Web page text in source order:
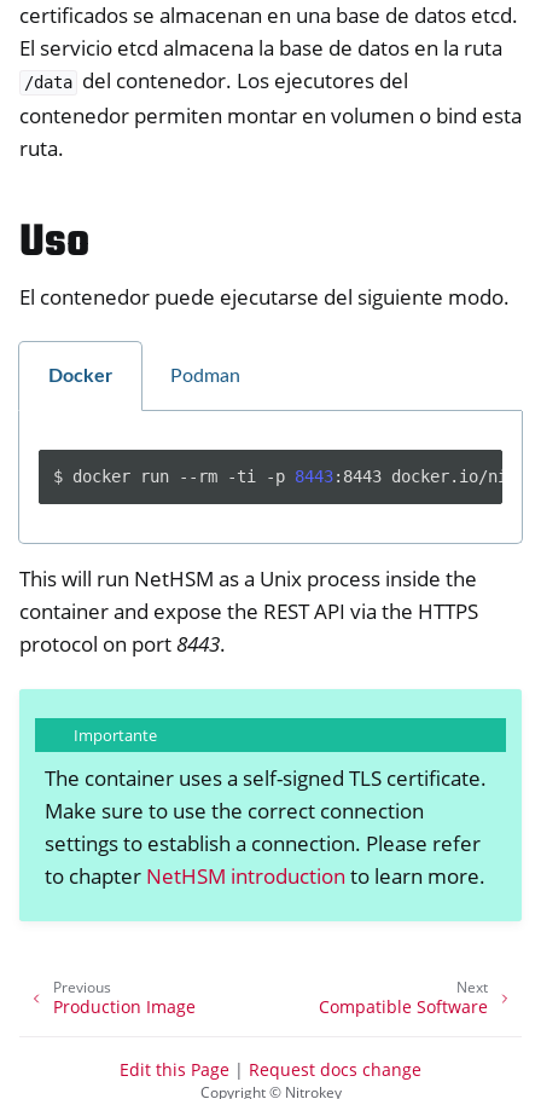
certificados se almacenan en una base de datos etcd.
El servicio etcd almacena la base de datos en la ruta
/data del contenedor. Los ejecutores del
contenedor permiten montar en volumen o bind esta
ruta.
Uso
El contenedor puede ejecutarse del siguiente modo.
Docker Podman
$ docker run --rm -ti -p 8443:8443
This will run NetHSM as a Unix process inside the
container and expose the REST API via the HTTPS
protocol on port8443.
Importante
The container uses a self-signed TLS certificate.
Make sure to use the correct connection
settings to establish a connection. Please refer
to chapter NetHSM introduction to learn more.
Next
Compatible Software
Previous
Production Image
Copyright © Nitrokey
Edit this Page | Request docs change